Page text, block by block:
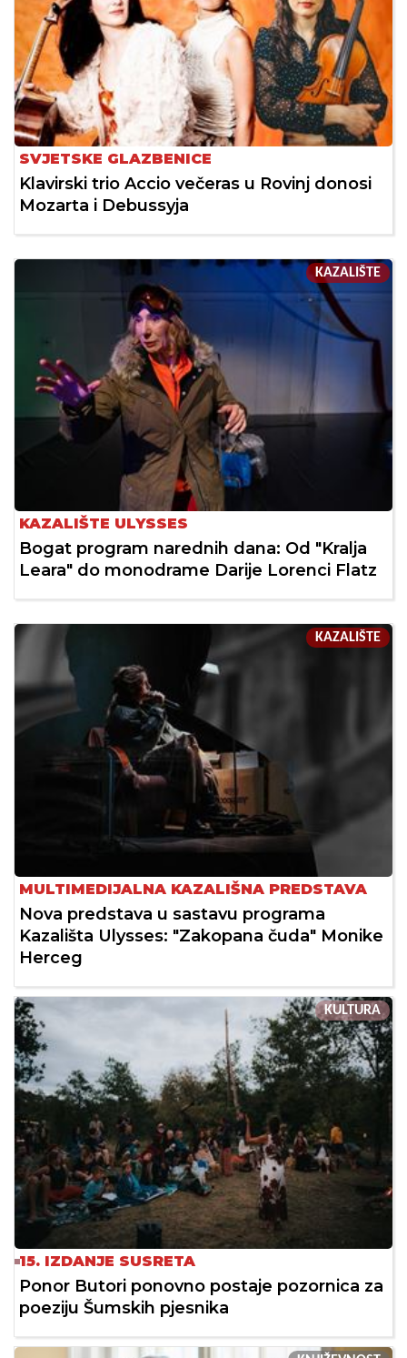
SVJETSKE GLAZBENICE
Klavirski trio Accio večeras u Rovinj donosi
Mozarta i Debussyja
KAZALIŠTE
KAZALIŠTE ULYSSES
Bogat program narednih dana: Od "Kralja
Leara" do monodrame Darije Lorenci Flatz
KAZALIŠTE
MULTIMEDIJALNA KAZALIŠNA PREDSTAVA
Nova predstava u sastavu programa
Kazališta Ulysses: "Zakopana čuda" Monike
Herceg
KULTURA
15. IZDANJE SUSRETA
Ponor Butori ponovno postaje pozornica za
poeziju Šumskih pjesnika